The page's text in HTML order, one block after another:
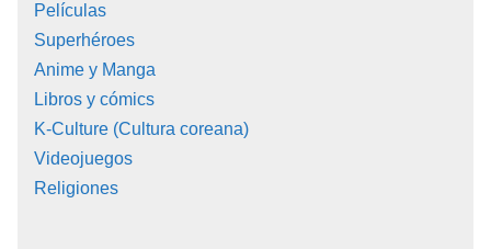
Películas
Superhéroes
Anime y Manga
Libros y cómics
K-Culture (Cultura coreana)
Videojuegos
Religiones